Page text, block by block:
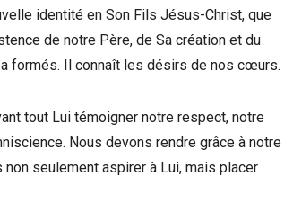
identité en Son Fils Jésus-Christ, que
de notre Père, de Sa création et du
formés. Il connaît les désirs de nos cœurs.
tout Lui témoigner notre respect, notre
Nous devons rendre grâce à notre
seulement aspirer à Lui, mais placer